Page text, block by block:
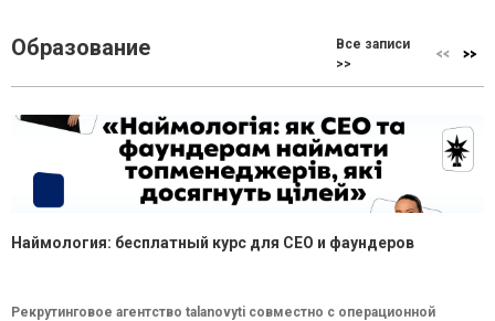
Образование
Все записи
>>
Наймология: бесплатный курс для CEO и фаундеров
Рекрутинговое агентство talanovyti совместно с операционной